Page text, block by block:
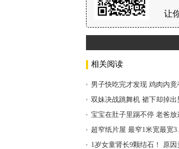
让
相关阅读
男子快吃完才发现 鸡肉内
双妹决战跳舞机 裙下却掉
宝宝在肚子里踢不停 老爸
超窄纸片屋 最窄1米宽最宽
1岁女童肾长9颗结石！ 原